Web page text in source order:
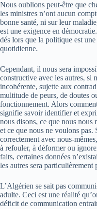
Nous oublions peut-être que
les ministres n’ont aucun
bonne santé, ni sur leur
est une exigence en
dés lors que la politique est
quotidienne.
Cependant, il nous sera
constructive avec les autres, si
incohérente, sujette aux
multitude de peurs, de doutes
fonctionnement. Alors
signifie savoir identifier et
nous disons, ce que nous nous
et ce que nous ne voulons
correctement avec nous-
à refouler, à déformer ou
faits, certaines données
les autres sera particulièrement
L’Algérien se sait pas
adulte. Ceci est une réalité
déficit de communication